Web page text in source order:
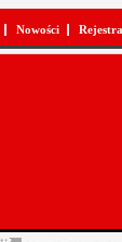
Nowości